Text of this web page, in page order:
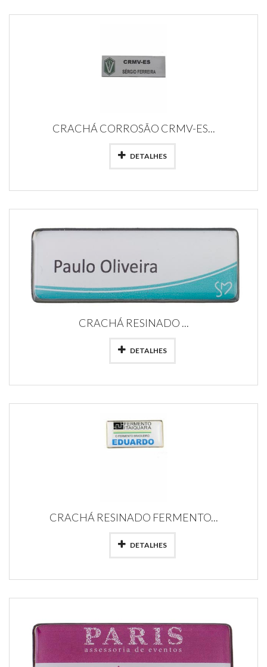
CRACHÁ CORROSÃO CRMV-ES...
DETALHES
CRACHÁ RESINADO ...
DETALHES
CRACHÁ RESINADO FERMENTO...
DETALHES